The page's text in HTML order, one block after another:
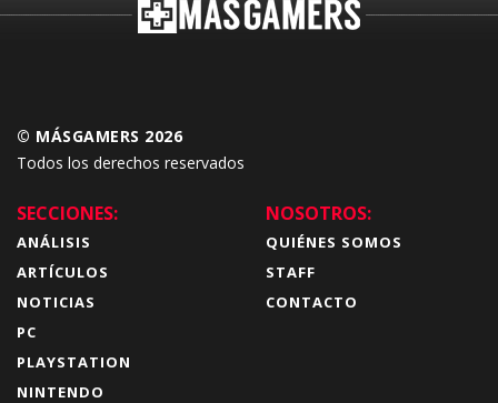
© MÁSGAMERS 2026
Todos los derechos reservados
SECCIONES:
ANÁLISIS
ARTÍCULOS
NOTICIAS
PC
PLAYSTATION
NINTENDO
NOSOTROS:
QUIÉNES SOMOS
STAFF
CONTACTO